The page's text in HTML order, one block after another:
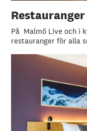
Restauranger
På Malmö Live och i
restauranger för alla